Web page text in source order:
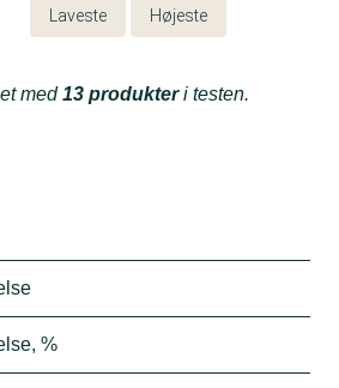
Laveste Højeste
med13 produkteri testen.
%